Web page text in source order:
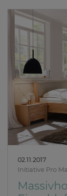
02.11.2017
Initiative Pro